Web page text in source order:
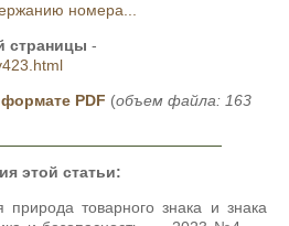
номера...
страницы -
PDF (объем файла: 163
этой статьи:
товарного знака и знака